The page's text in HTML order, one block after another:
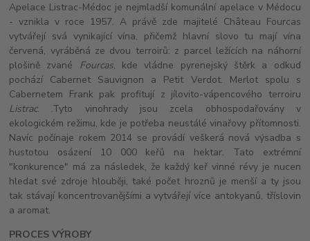
Apelace Listrac-Médoc je nejmladší komunální apelace v Médocu
- vznikla v roce 1957. A právě zde majitelé Château Fourcas
vytvářejí svá vynikající vína, přičemž hlavní slovo tu mají vína
červená, vyráběná ze dvou terroirů: z parcel ležících na náhorní
plošině zvané Fourcas, kde vládne pyrenejský štěrk a odkud
pochází Cabernet Sauvignon a Petit Verdot. Merlot spolu s
Cabernetem Frank pak profitují z jílovito-vápencového terroiru
Listrac. .Tyto vinohrady jsou zcela obhospodařovány v
ekologickém režimu, kde je potřeba neustálé vinařovy přítomnosti.
Navíc počínaje rokem 2014 se provádí veškerá nová výsadba s
hustotou osázení 10 000 keřů na hektar. Tato extrémní
"konkurence" má za následek, že každý keř vinné révy je nucen
hledat své zdroje hlouběji, také počet hroznů je menší a ty jsou
tak stávají koncentrovanějšími a vytvářejí více antokyanů, tříslovin
a aromat.
PROCES VÝROBY